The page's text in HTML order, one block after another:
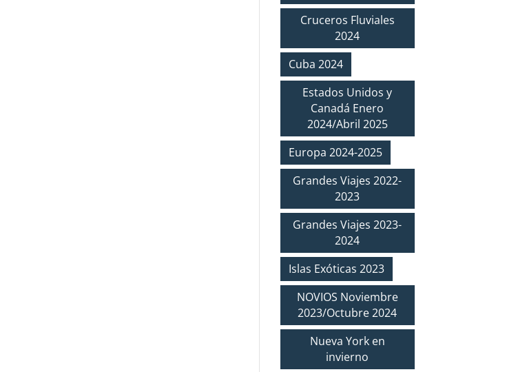
Cruceros Fluviales
2024
Cuba 2024
Estados Unidos y
Canadá Enero
2024/Abril 2025
Europa 2024-2025
Grandes Viajes 2022-
2023
Grandes Viajes 2023-
2024
Islas Exóticas 2023
NOVIOS Noviembre
2023/Octubre 2024
Nueva York en
invierno